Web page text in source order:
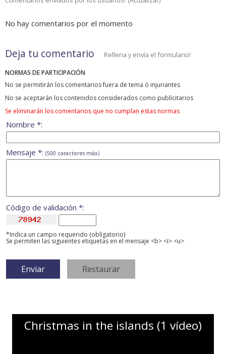
No hay comentarios por el momento
Deja tu comentario Rellena y envía el formulario!
NORMAS DE PARTICIPACIÓN
No se permitirán los comentarios fuera de tema ó injuriantes
No se aceptarán los contenidos considerados como publicitarios
Se eliminarán los comentarios que no cumplan estas normas
Nombre *:
Mensaje *: (500 caracteres máx)
Código de validación *:
*Indica un campo requerido (obligatorio)
Se permiten las siguientes etiquetas en el mensaje <b> <i> <u>
Christmas in the islands (1 vídeo)